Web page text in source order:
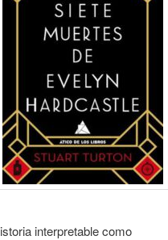
interpretable como